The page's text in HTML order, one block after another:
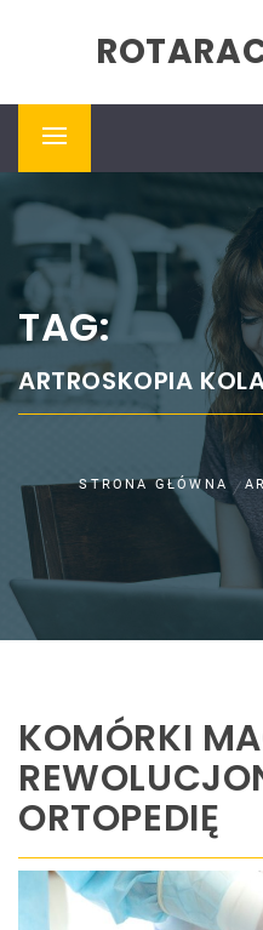
Primary
TAG:
ARTROSKOPIA
STRONA GŁÓWNA
KOMÓRKI
ORTOPEDIĘ